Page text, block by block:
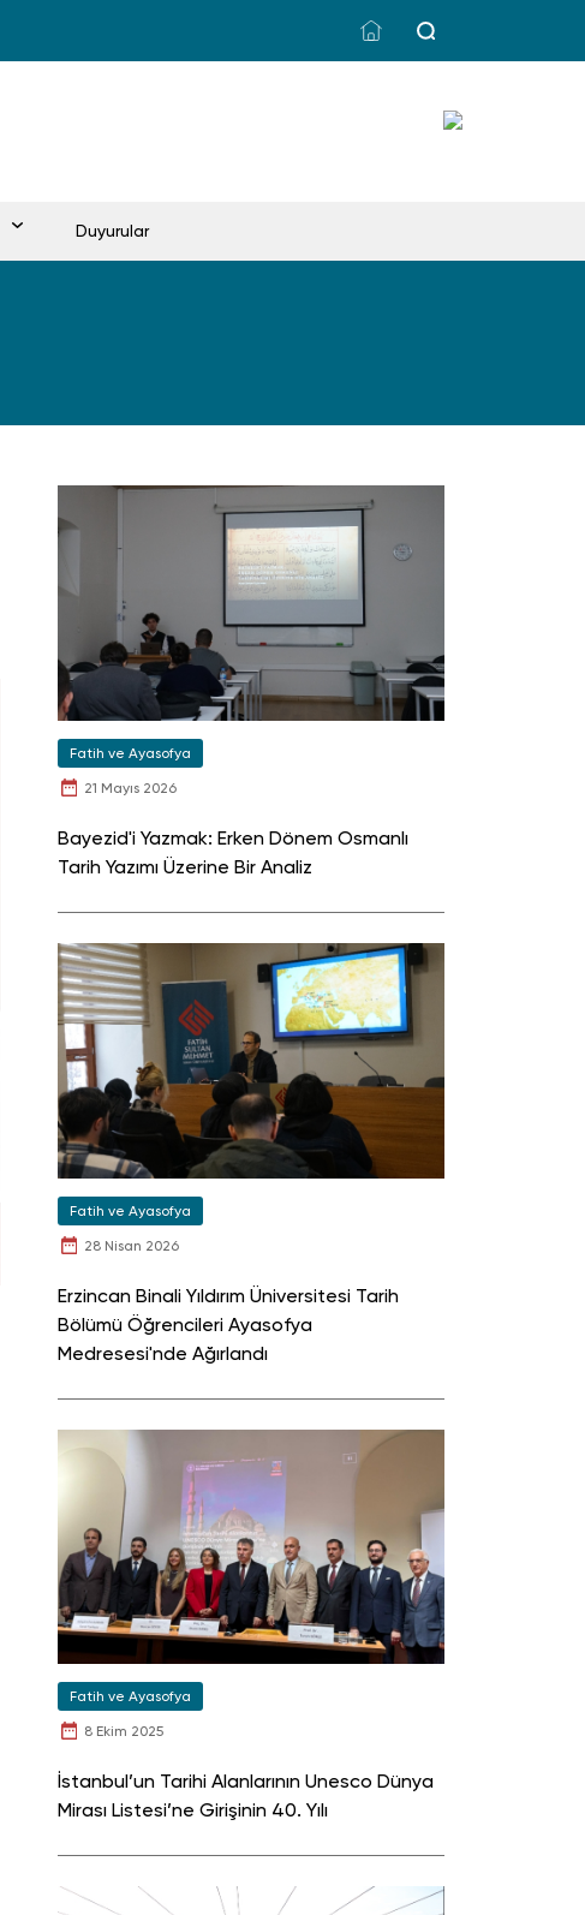
Duyurular
Fatih ve Ayasofya
21 Mayıs 2026
Bayezid'i Yazmak: Erken Dönem Osmanlı
Tarih Yazımı Üzerine Bir Analiz
Fatih ve Ayasofya
28 Nisan 2026
Erzincan Binali Yıldırım Üniversitesi Tarih
Bölümü Öğrencileri Ayasofya
Medresesi'nde Ağırlandı
Fatih ve Ayasofya
8 Ekim 2025
İstanbul’un Tarihi Alanlarının Unesco Dünya
Mirası Listesi’ne Girişinin 40. Yılı